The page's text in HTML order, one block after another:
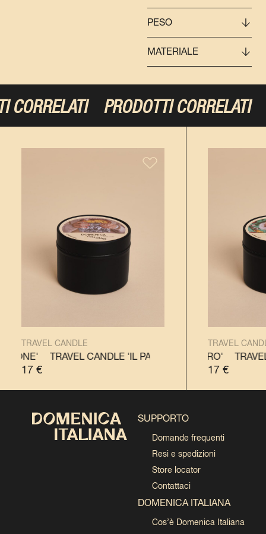
PESO
MATERIALE
PRODOTTI CORRELATI
TRAVEL CANDLE
TRAVEL CANDLE 'IL PANETTONE' TRAVEL
17 €
TRAVEL
TRAVEL CANDLE 'IL PANDORO'
17€
SUPPORTO
Domande frequenti
Resi e spedizioni
Store locator
Contattaci
DOMENICA ITALIANA
Cos’è Domenica Italiana